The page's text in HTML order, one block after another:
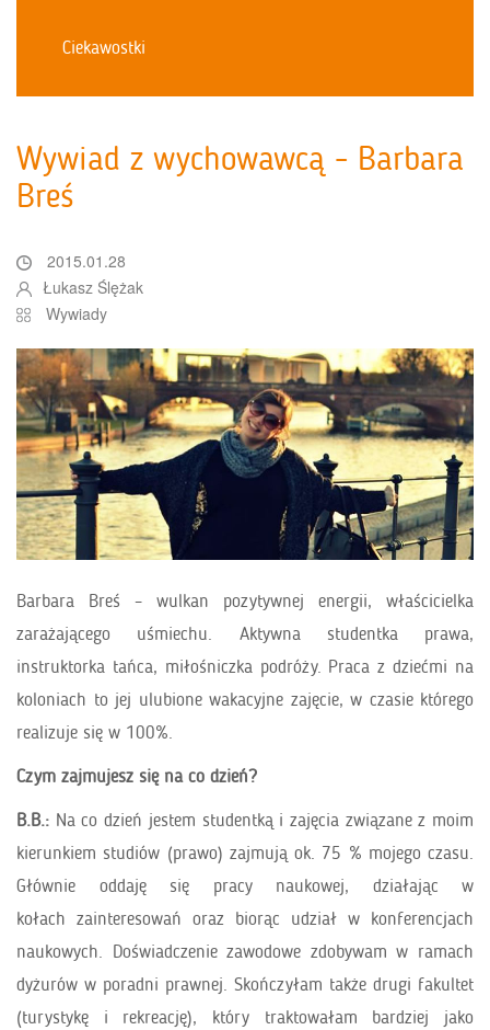
Wywiad z wychowawcą - Barbara
Breś
2015.01.28
Łukasz Ślężak
Wywiady
Barbara Breś – wulkan pozytywnej energii, właścicielka
zarażającego uśmiechu. Aktywna studentka prawa,
instruktorka tańca, miłośniczka podróży. Praca z dziećmi na
koloniach to jej ulubione wakacyjne zajęcie, w czasie którego
realizuje się w 100%.
Czym zajmujesz się na co dzień?
B.B.: Na co dzień jestem studentką i zajęcia związane z moim
kierunkiem studiów (prawo) zajmują ok. 75 % mojego czasu.
Głównie oddaję się pracy naukowej, działając w
kołach zainteresowań oraz biorąc udział w konferencjach
naukowych. Doświadczenie zawodowe zdobywam w ramach
dyżurów w poradni prawnej. Skończyłam także drugi fakultet
(turystykę i rekreację), który traktowałam bardziej jako
Ciekawostki